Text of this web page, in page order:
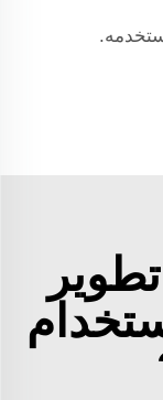
Why choose تطوير